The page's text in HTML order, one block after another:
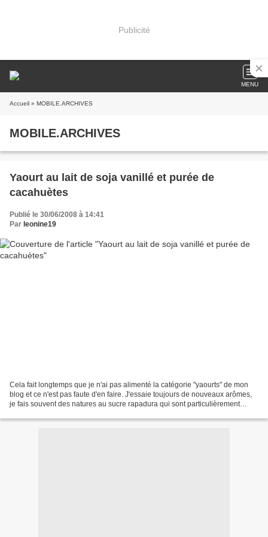
Publicité
MENU
Accueil » MOBILE.ARCHIVES
MOBILE.ARCHIVES
Yaourt au lait de soja vanillé et purée de
cacahuètes
Publié le 30/06/2008 à 14:41
Par leonine19
Cela fait longtemps que je n'ai pas alimenté la catégorie "yaourts" de mon
blog et ce n'est pas faute d'en faire. J'essaie toujours de nouveaux arômes,
je fais souvent des natures au sucre rapadura qui sont particulièrement